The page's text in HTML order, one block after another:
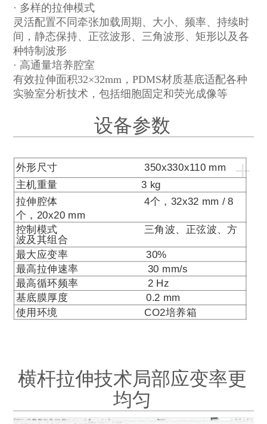
· 多样的拉伸模式
灵活配置不同牵张加载周期、大小、频率、持续时
间，静态保持、正弦波形、三角波形、矩形以及各
种特制波形
· 高通量培养腔室
有效拉伸面积32×32mm，PDMS材质基底适配各种
实验室分析技术，包括细胞固定和荧光成像等
设备参数
+
外形尺寸 350x330x110 mm
主机重量 3 kg
拉伸腔体 4个， 32x32 mm / 8
个， 20x20 mm
控制模式 三角波、正弦波、方
波及其组合
最大应变率 30%
最高拉伸速率
30 mm/s
最高循环频率
2 Hz
基底膜厚度 0.2 mm
使用环境 CO2培养箱
横杆拉伸技术局部应变率更
均匀